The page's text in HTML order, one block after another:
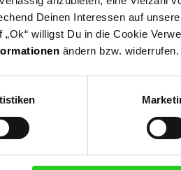
Deinen Interessen auf
willigst Du in die Cookie
ändern bzw. widerrufen.